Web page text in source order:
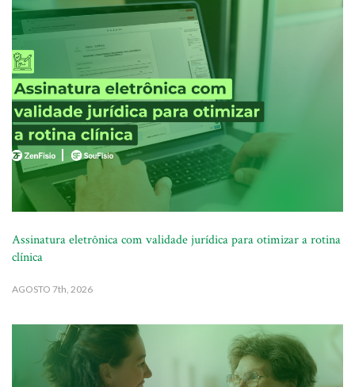
Assinatura eletrônica com validade jurídica para otimizar a rotina
clínica
AGOSTO 7th, 2026